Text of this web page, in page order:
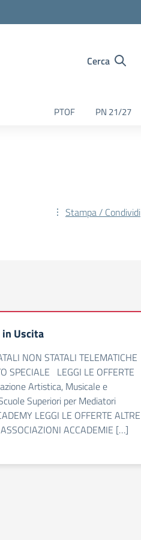
Cerca
PTOF PN 21/27
Stampa / Condividi
Uscita
NON STATALI TELEMATICHE
SPECIALE LEGGI LE OFFERTE
Artistica, Musicale e
Superiori per Mediatori
LEGGI LE OFFERTE ALTRE
ACCADEMIE […]